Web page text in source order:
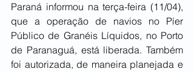
Paraná informou na terça-feira (11/04),
que a operação de navios no Píer
Público de Granéis Líquidos, no Porto
de Paranaguá, está liberada. Também
foi autorizada, de maneira planejada e